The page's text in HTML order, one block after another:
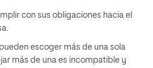
con sus obligaciones hacia el
escoger más de una sola
más de una es incompatible y